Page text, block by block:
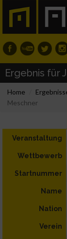
Ergebnis für
Home
Meschner
Veranstaltung
Wettbewerb
Startnummer
Name
Nation
Verein